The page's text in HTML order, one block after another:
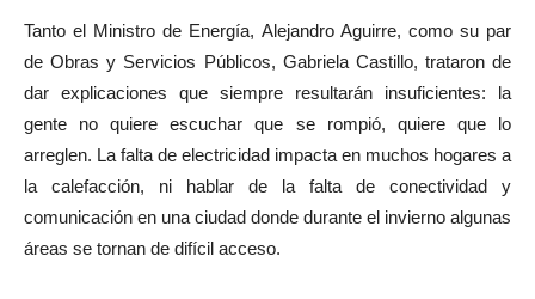
Tanto el Ministro de Energía, Alejandro Aguirre, como su par
de Obras y Servicios Públicos, Gabriela Castillo, trataron de
dar explicaciones que siempre resultarán insuficientes: la
gente no quiere escuchar que se rompió, quiere que lo
arreglen. La falta de electricidad impacta en muchos hogares a
la calefacción, ni hablar de la falta de conectividad y
comunicación en una ciudad donde durante el invierno algunas
áreas se tornan de difícil acceso.